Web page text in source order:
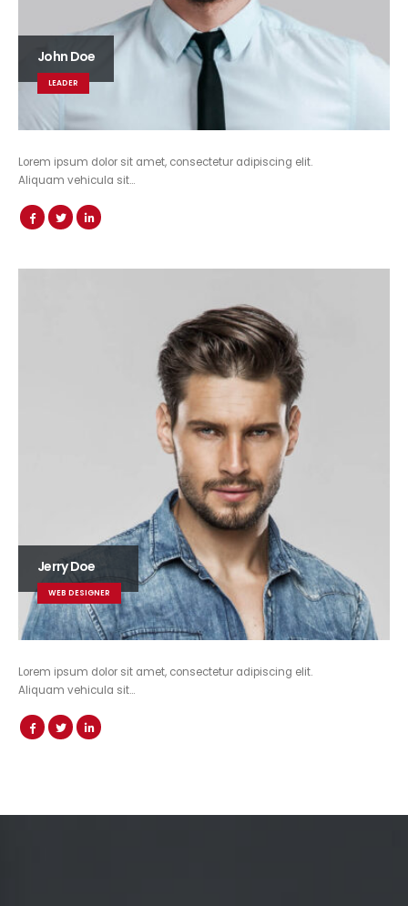
John Doe
LEADER
Lorem ipsum dolor sit amet, consectetur adipiscing elit.
Aliquam vehicula sit…
Jerry Doe
WEB DESIGNER
Lorem ipsum dolor sit amet, consectetur adipiscing elit.
Aliquam vehicula sit…